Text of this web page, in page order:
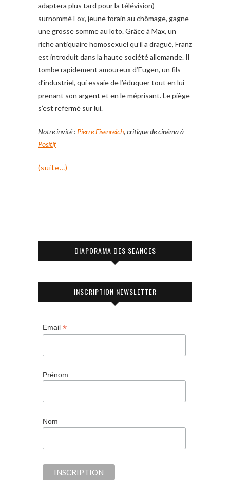
adaptera plus tard pour la télévision) –
surnommé Fox, jeune forain au chômage, gagne
une grosse somme au loto. Grâce à Max, un
riche antiquaire homosexuel qu’il a dragué, Franz
est introduit dans la haute société allemande. Il
tombe rapidement amoureux d’Eugen, un fils
d’industriel, qui essaie de l’éduquer tout en lui
prenant son argent et en le méprisant. Le piège
s’est refermé sur lui.
Notre invité : Pierre Eisenreich, critique de cinéma à
Positif
(suite…)
DIAPORAMA DES SEANCES
INSCRIPTION NEWSLETTER
Email *
Prénom
Nom